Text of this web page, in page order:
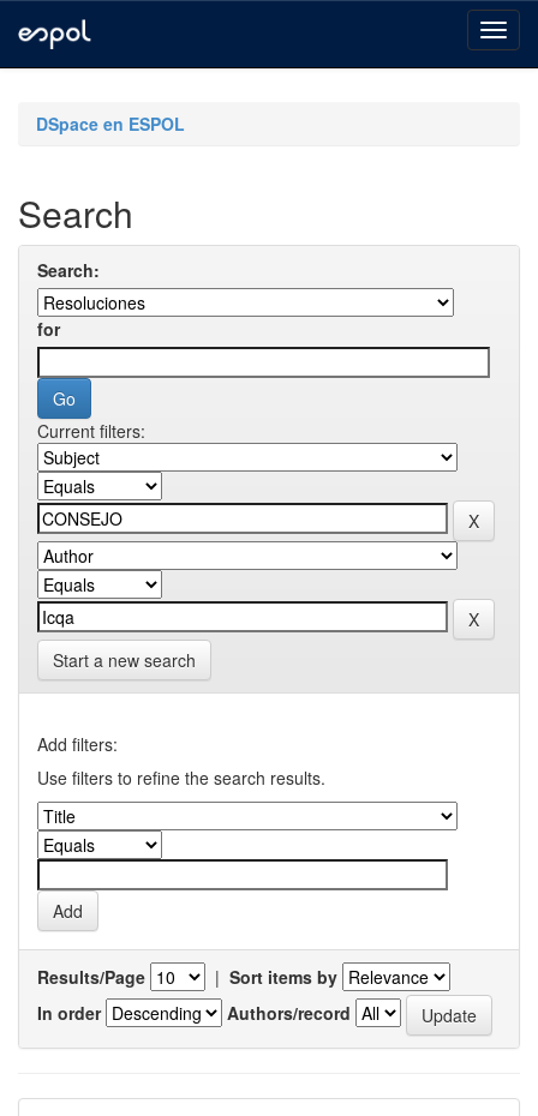
navigationDSpace en ESPOL
Search
Search:
for
Current filters:
Start a new search
Add filters:
Use filters to refine the search results.
Results/Page | Sort items by
In order
Authors/record